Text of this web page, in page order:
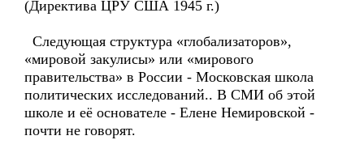
(Директива ЦРУ США 1945 г.)
Следующая структура «глобализаторов»,
«мировой закулисы» или «мирового
правительства» в России - Московская школа
политических исследований.. В СМИ об этой
школе и её основателе - Елене Немировской -
почти не говорят.